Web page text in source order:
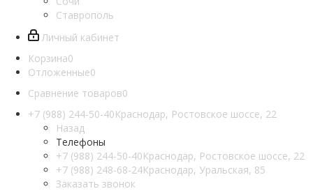
Ставрополь
Личный кабинет
Корзина0
Отложенные0
Сравнение товаров0
+7 (988) 244-50-40Краснодар, Ростовское шоссе, 22
Назад
Телефоны
+7 (988) 244-50-40Краснодар, Ростовское шоссе, 22
+7 (988) 248-68-24Краснодар, Уральская, 85
Заказать звонок